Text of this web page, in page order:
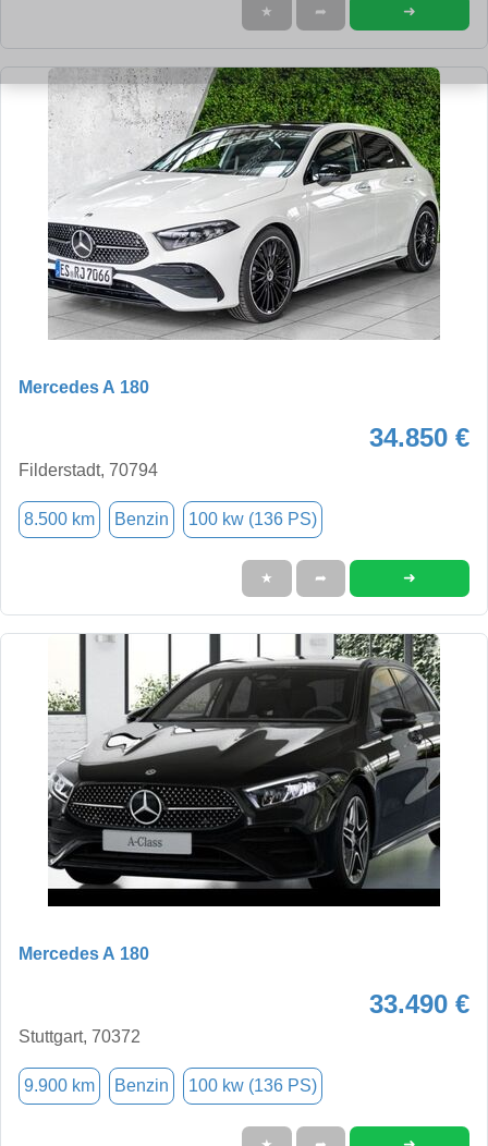
★ ➦ ➜
Mercedes A 180
34.850 €
Filderstadt, 70794
8.500 km Benzin 100 kw (136 PS)
★ ➦ ➜
Mercedes A 180
33.490 €
Stuttgart, 70372
9.900 km Benzin 100 kw (136 PS)